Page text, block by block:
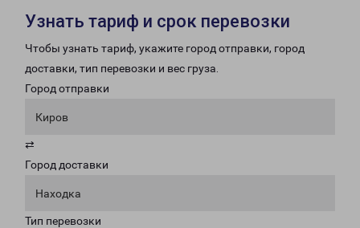
Узнать тариф и срок перевозки
Чтобы узнать тариф, укажите город отправки, город
доставки, тип перевозки и вес груза.
Город отправки
Киров
⇄
Город доставки
Находка
Тип перевозки